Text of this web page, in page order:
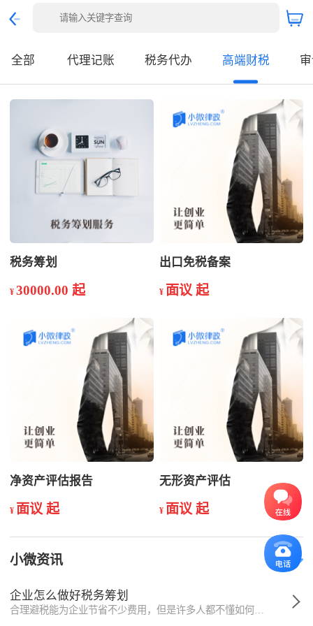
全部 代理记账 税务代办 高端财税
税务筹划
¥30000.00 起
出口免税备案
¥ 面议 起
净资产评估报告
¥ 面议 起
无形资产评估
¥ 面议 起
小微资讯 更多
企业怎么做好税务筹划
合理避税能为企业节省不少费用，但是许多人都不懂如何才能做到合法合理的开展这项工作。这需要企业提前做好税务筹划，从源头开始，有步骤有规划的进行。接下来小编就为大家介绍企业如何从大方向上开始做税务筹划，